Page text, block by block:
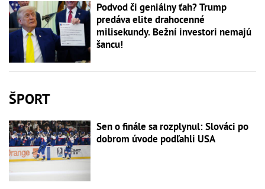
Podvod či geniálny ťah? Trump
predáva elite drahocenné
milisekundy. Bežní investori nemajú
šancu!
ŠPORT
Sen o finále sa rozplynul: Slováci po
dobrom úvode podľahli USA